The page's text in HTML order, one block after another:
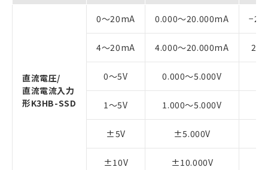
直流電圧/
直流電流入力
形K3HB-SSD
0～20mA 0.000～20.000mA
4～20mA 4.000～20.000mA
0～5V 0.000～5.000V
1～5V 1.000～5.000V
±5V ±5.000V
±10V ±10.000V